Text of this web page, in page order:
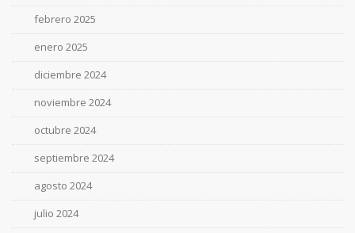
febrero 2025
enero 2025
diciembre 2024
noviembre 2024
octubre 2024
septiembre 2024
agosto 2024
julio 2024